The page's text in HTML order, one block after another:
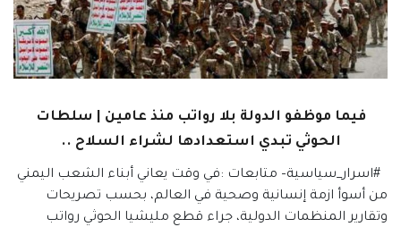
فيما موظفو الدولة بلا رواتب منذ عامين | سلطات
الحوثي تبدي استعدادها لشراء السلاح ..
#اسرار_سياسية– متابعات :في وقت يعاني أبناء الشعب اليمني
من أسوأ ازمة إنسانية وصحية في العالم، بحسب تصريحات
وتقارير المنظمات الدولية، جراء قطع مليشيا الحوثي رواتب